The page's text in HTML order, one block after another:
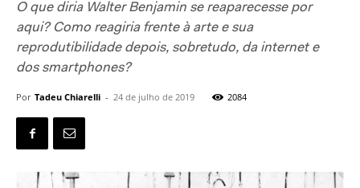
O que diria Walter Benjamin se reaparecesse por
aqui? Como reagiria frente à arte e sua
reprodutibilidade depois, sobretudo, da internet e
dos smartphones?
Por Tadeu Chiarelli - 24 de julho de 2019 2084